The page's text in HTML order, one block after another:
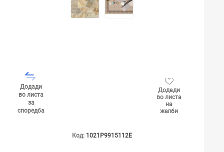
Додади
во листа
за
споредба
Додади
во листа
на
желби
Код: 1021P9915112E